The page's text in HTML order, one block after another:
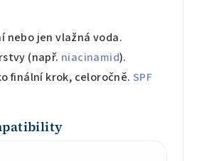
nebo jen vlažná voda.
(např. niacinamid).
finální krok, celoročně.SPF